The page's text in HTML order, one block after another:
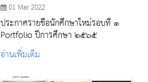
01 Mar 2022
ประกาศรายชื่อนักศึกษาใหม่รอบที่ ๑
Portfolio ปีการศึกษา ๒๕๖๕
อ่านเพิ่มเติม